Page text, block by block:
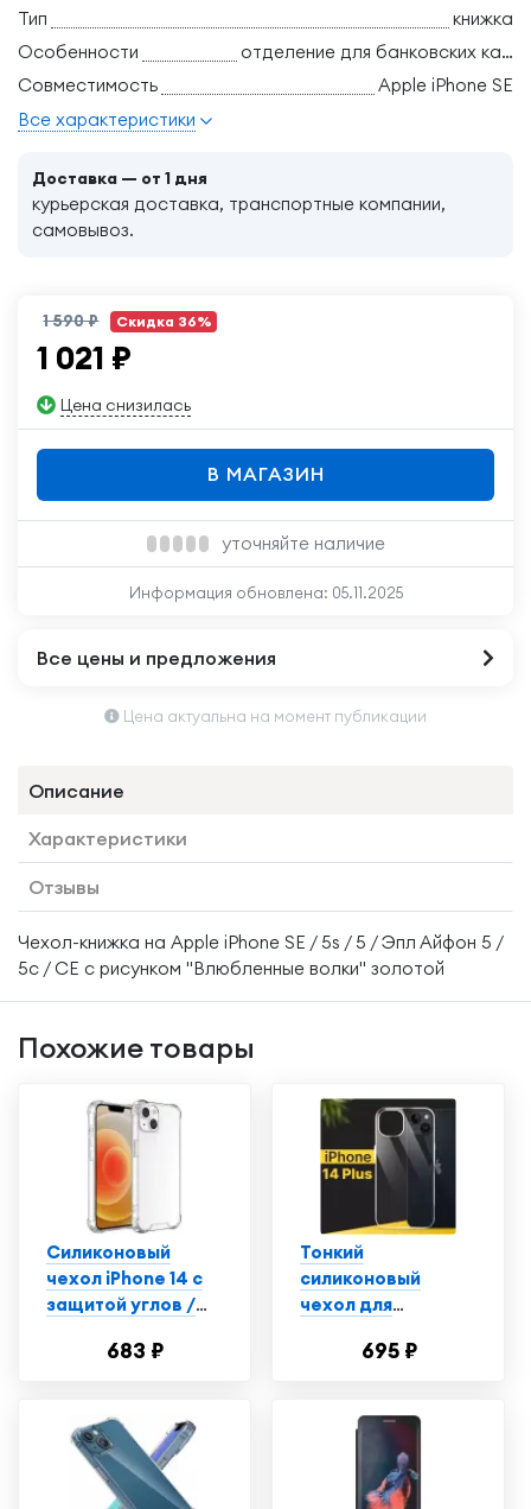
Тип
книжка
Особенности
отделение для банковских карт, трансформация в подставку
Совместимость
Apple iPhone SE
Все характеристики
Доставка — от 1 дня
курьерская доставка, транспортные компании,
самовывоз.
1 590 ₽ Скидка 36%
1 021 ₽
Цена снизилась
В МАГАЗИН
уточняйте наличие
Информация обновлена: 05.11.2025
Все цены и предложения
Цена актуальна на момент публикации
Описание
Характеристики
Отзывы
Чехол-книжка на Apple iPhone SE / 5s / 5 / Эпл Айфон 5 /
5с / СЕ с рисунком "Влюбленные волки" золотой
Похожие товары
Силиконовый
чехол iPhone 14 с
защитой углов /
на Айфон 14
683 ₽
Тонкий
силиконовый
чехол для
iPhone 14 Plus /
телефона Эпл
Айфон 14 Плюс с
защитой от
695 ₽